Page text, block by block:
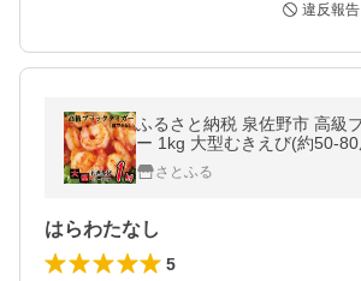
違反報告
ふるさと納税 泉佐野市 高級
ー 1kg 大型むきえび(約50-80
010B816
さとふる
はらわたなし
5